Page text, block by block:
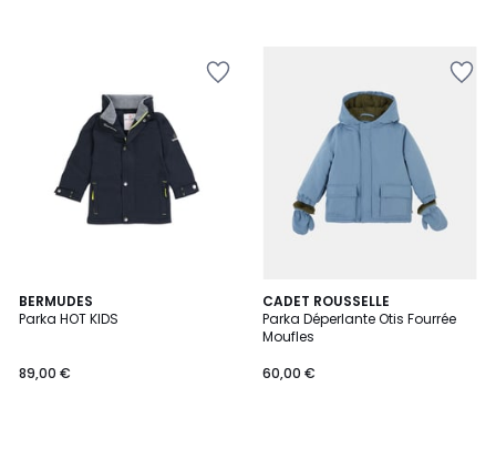
BERMUDES
Parka HOT KIDS
89,00 €
CADET ROUSSELLE
Parka Déperlante Otis Fourrée
Moufles
60,00 €